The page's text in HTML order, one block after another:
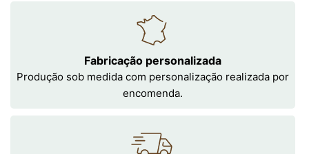
Fabricação personalizada
Produção sob medida com personalização realizada por
encomenda.